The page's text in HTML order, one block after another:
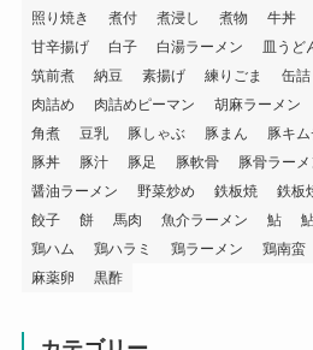
照り焼き
煮付 煮浸し 煮物 牛丼
甘辛揚げ
白子 白湯ラーメン 皿うど
筑前煮
納豆 素揚げ 練りごま 缶詰
肉詰め
肉詰めピーマン 胡麻ラーメン
角煮
豆乳 豚しゃぶ 豚まん 豚キム
豚丼
豚汁 豚足 豚軟骨 豚骨ラーメ
醤油ラーメン
野菜炒め 鉄板焼 鉄板
餃子
餅 馬肉 魚介ラーメン 鮎
鶏ハム
鶏ハラミ 鶏ラーメン 鶏南蛮
麻薬卵
黒酢